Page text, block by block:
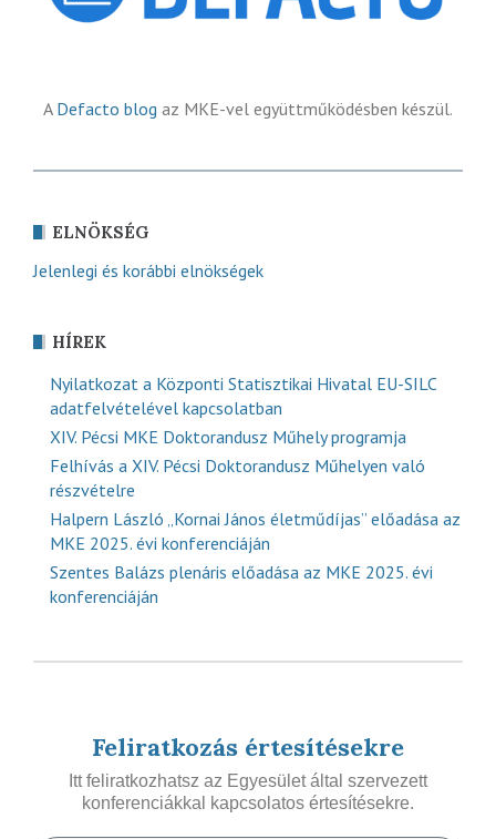
A Defacto blog az MKE-vel együttműködésben készül.
ELNÖKSÉG
Jelenlegi és korábbi elnökségek
HÍREK
Nyilatkozat a Központi Statisztikai Hivatal EU-SILC
adatfelvételével kapcsolatban
XIV. Pécsi MKE Doktorandusz Műhely programja
Felhívás a XIV. Pécsi Doktorandusz Műhelyen való
részvételre
Halpern László „Kornai János életműdíjas” előadása az
MKE 2025. évi konferenciáján
Szentes Balázs plenáris előadása az MKE 2025. évi
konferenciáján
Feliratkozás értesítésekre
Itt feliratkozhatsz az Egyesület által szervezett
konferenciákkal kapcsolatos értesítésekre.